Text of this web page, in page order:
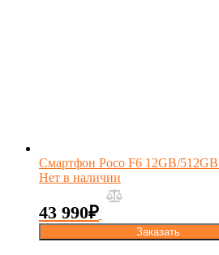
Смартфон Poco F6 12GB/
Нет в наличии
43 990₽
Заказать